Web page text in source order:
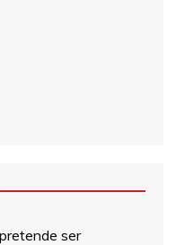
ser